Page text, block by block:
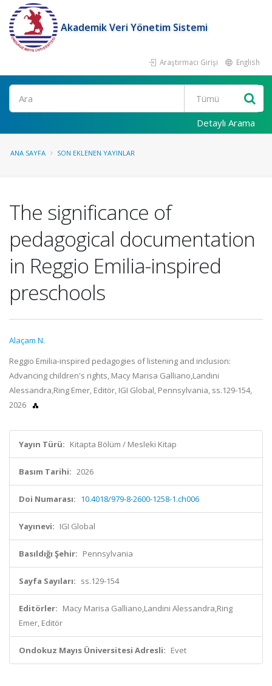
Akademik Veri Yönetim Sistemi
Araştırmacı Girişi English
Ara
Detaylı Arama
ANA SAYFA SON EKLENEN YAYINLAR
The significance of
pedagogical documentation
in Reggio Emilia-inspired
preschools
Alaçam N.
Reggio Emilia-inspired pedagogies of listening and inclusion:
Advancing children's rights, Macy Marisa Galliano,Landini
Alessandra,Ring Emer, Editör, IGI Global, Pennsylvania, ss.129-154,
2026
Yayın Türü: Kitapta Bölüm / Mesleki Kitap
Basım Tarihi: 2026
Doi Numarası: 10.4018/979-8-2600-1258-1.ch006
Yayınevi: IGI Global
Basıldığı Şehir: Pennsylvania
Sayfa Sayıları: ss.129-154
Editörler: Macy Marisa Galliano,Landini Alessandra,Ring
Emer, Editör
Ondokuz Mayıs Üniversitesi Adresli: Evet